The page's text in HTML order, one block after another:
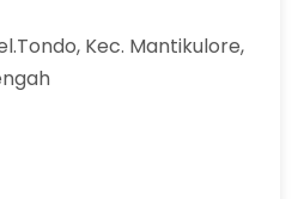
Kec. Mantikulore,